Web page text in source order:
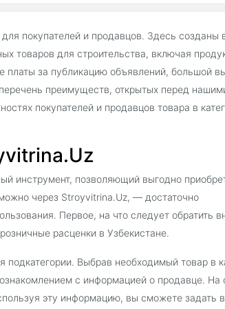
покупателей и продавцов. Здесь созданы
товаров для строительства, включая
платы за публикацию объявлений, большой
преимуществ, открытых перед
покупателей и продавцов товара в
инструмент, позволяющий выгодно
через Stroyvitrina.Uz, — достаточно
Первое, на что следует обратить
расценки в Узбекистане.
Выбрав необходимый товар в
с информацией о продавце. На
эту информацию, вы сможете задать